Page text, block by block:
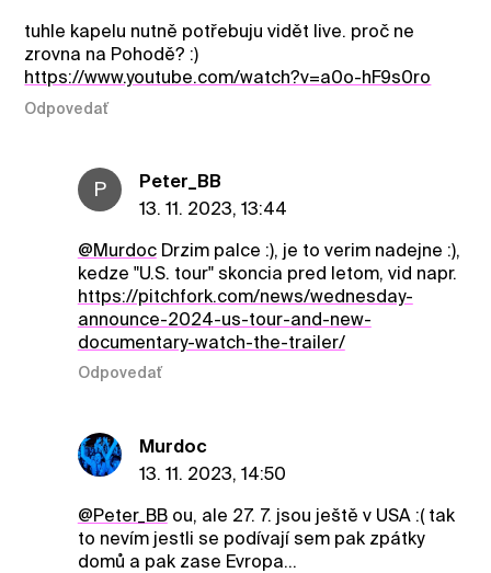
tuhle kapelu nutně potřebuju vidět live. proč ne
zrovna na Pohodě? :)
https://www.youtube.com/watch?v=a0o-hF9s0ro
Odpovedať
P
Peter_BB
13. 11. 2023, 13:44
@MurdocDrzim palce :), je to verim nadejne :),
kedze "U.S. tour" skoncia pred letom, vid napr.
https://pitchfork.com/news/wednesday-
announce-2024-us-tour-and-new-
documentary-watch-the-trailer/
Odpovedať
Murdoc
13. 11. 2023, 14:50
@Peter_BBou, ale 27. 7. jsou ještě v USA :( tak
to nevím jestli se podívají sem pak zpátky
domů a pak zase Evropa...